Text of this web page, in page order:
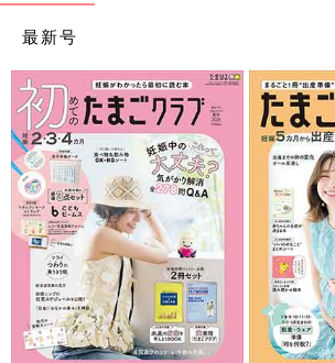
一方、梨絵さんは、同集落から勤務先の大阪
日々。駅まで車で俊希さんに送ってもらい、
番のときは朝5時に起きて、朝8時過ぎには
を送っていました。
「実家が神戸市なので、遅番などで帰りが
まるなど、無理しないように工夫をして生
（梨絵さん）。
そして二拠点生活をスタート直後、梨絵さ
す。
「出産予定は2022年4月だったので、3月に
ったのですが、産休後は、お産が順調に進
最新号